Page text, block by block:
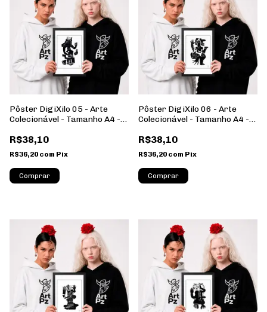
Pôster DigiXilo 05 - Arte
Colecionável - Tamanho A4 -
Retrato
R$38,10
R$36,20 com Pix
Comprar
Pôster DigiXilo 06 - Arte
Colecionável - Tamanho A4 -
Retrato
R$38,10
R$36,20 com Pix
Comprar